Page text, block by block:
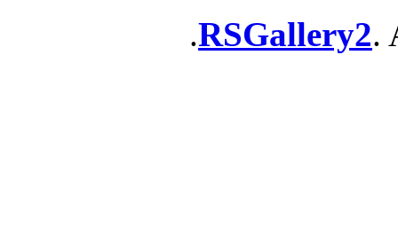
RSGallery2.